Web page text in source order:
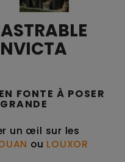
FONTE À POSER
un œil sur les
ou LOUXOR